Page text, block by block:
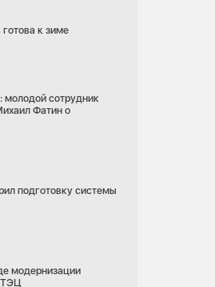
к зиме
сотрудник
Фатин о
подготовку системы
модернизации
ТЭЦ